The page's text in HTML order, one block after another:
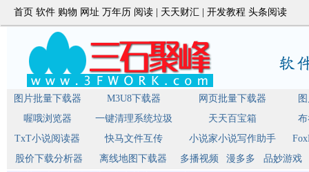
首页 软件 购物 网址 万年历 阅读 天天财汇 开发教程 头条阅读
图片批量下载器 M3U8下载器 网页批量下载器
喔哦浏览器
一键清理系统垃圾 天天百宝箱
TxT小说阅读器
快马文件互传 小说家小说写作助手
股价下载分析器
离线地图下载器 多播视频 漫多多
品妙游戏